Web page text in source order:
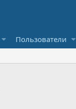
Пользователи